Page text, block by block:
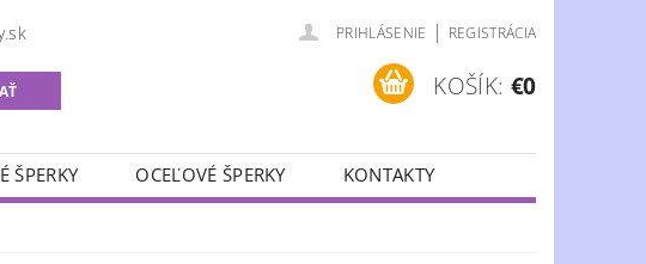
PRIHLÁSENIE | REGISTRÁCIA
KOŠÍK: €0
ŠPERKY OCEĽOVÉ ŠPERKY KONTAKTY